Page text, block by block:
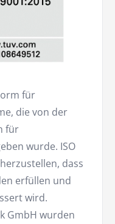
für
die von der
für
wurde. ISO
dass
erfüllen und
wird.
GmbH wurden